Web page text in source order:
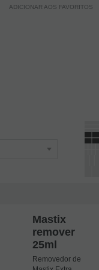
ADICIONAR AOS FAVORITOS
Mastix
remover
25ml
Removedor de